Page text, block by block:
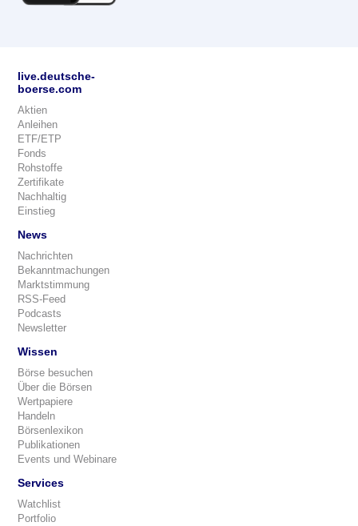
live.deutsche-
boerse.com
Aktien
Anleihen
ETF/ETP
Fonds
Rohstoffe
Zertifikate
Nachhaltig
Einstieg
News
Nachrichten
Bekanntmachungen
Marktstimmung
RSS-Feed
Podcasts
Newsletter
Wissen
Börse besuchen
Über die Börsen
Wertpapiere
Handeln
Börsenlexikon
Publikationen
Events und Webinare
Services
Watchlist
Portfolio